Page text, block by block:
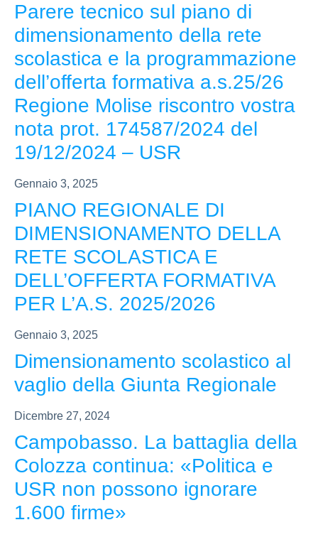
Parere tecnico sul piano di
dimensionamento della rete
scolastica e la programmazione
dell’offerta formativa a.s.25/26
Regione Molise riscontro vostra
nota prot. 174587/2024 del
19/12/2024 – USR
Gennaio 3, 2025
PIANO REGIONALE DI
DIMENSIONAMENTO DELLA
RETE SCOLASTICA E
DELL’OFFERTA FORMATIVA
PER L’A.S. 2025/2026
Gennaio 3, 2025
Dimensionamento scolastico al
vaglio della Giunta Regionale
Dicembre 27, 2024
Campobasso. La battaglia della
Colozza continua: «Politica e
USR non possono ignorare
1.600 firme»